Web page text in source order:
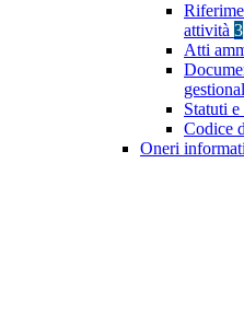
attività 3
Atti
Statuti
Codice
Oneri